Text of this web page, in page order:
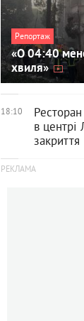
Репортаж
«О 04:40
хвиля»
18:10
в центрі
закриття